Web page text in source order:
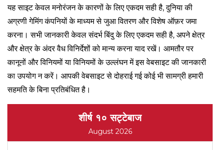
यह साइट केवल मनोरंजन के कारणों के लिए एकदम सही है, दुनिया की
अग्रणी गेमिंग कंपनियों के माध्यम से जुआ वितरण और विशेष ऑफ़र जमा
करना। सभी जानकारी केवल संदर्भ बिंदु के लिए एकदम सही है, अपने क्षेत्र
और क्षेत्र के अंदर वैध विनिर्देशों को मान्य करना याद रखें। आमतौर पर
कानूनों और विनियमों या विनियमों के उल्लंघन में इस वेबसाइट की जानकारी
का उपयोग न करें। आपकी वेबसाइट से दोहराई गई कोई भी सामग्री हमारी
सहमति के बिना प्रतिबंधित है।
शीर्ष १० सट्टेबाज
August 2026